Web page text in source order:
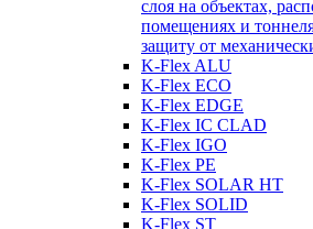
слоя на объектах,
помещениях и
защиту от
K-Flex ALU
K-Flex ECO
K-Flex EDGE
K-Flex IC CLAD
K-Flex IGO
K-Flex PE
K-Flex SOLAR HT
K-Flex SOLID
K-Flex ST